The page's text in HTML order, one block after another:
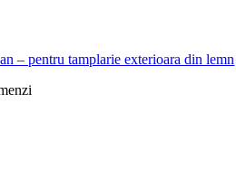
– pentru tamplarie exterioara din lemn